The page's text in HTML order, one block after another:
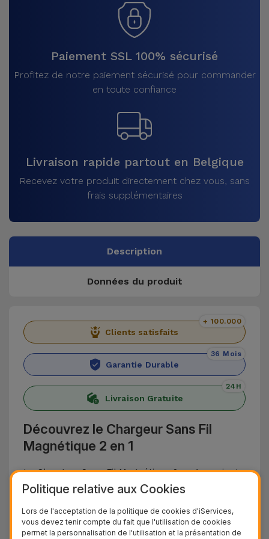
Paiement SSL 100% sécurisé
Profitez de notre paiement sécurisé pour commander
en toute confiance
Livraison rapide partout en Belgique
Recevez votre produit directement chez vous, sans
frais supplémentaires
Description
Données du produit
Clients satisfaits
+ 100.000
Garantie Durable
36 Mois
Livraison Gratuite
24H
Découvrez le Chargeur Sans Fil
Magnétique 2 en 1
Le Chargeur Sans Fil Magnétique 2 en 1 convient
à tous les smartphones avec chargement sans fil
standard Qi. Il s'agit d'un chargeur idéal pour les
iPhones dotés de la technologie MagSafe,
Politique relative aux Cookies
Lors de l'acceptation de la politique de cookies d'iServices,
vous devez tenir compte du fait que l'utilisation de cookies
permet la personnalisation de l'utilisation et la présentation de